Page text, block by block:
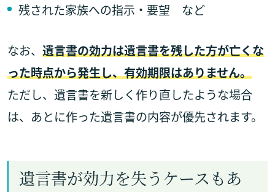
残された家族への指示・要望 など
なお、 遺言書の効力は遺言書を残した方が亡くな
った時点から発生し、有効期限はありません。
ただし、遺言書を新しく作り直したような場合
は、あとに作った遺言書の内容が優先されます。
遺言書が効力を失うケースもあ